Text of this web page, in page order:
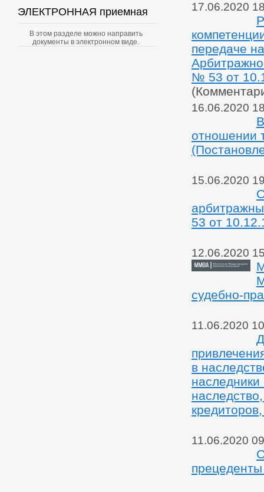
ЭЛЕКТРОННАЯ приемная
В этом разделе можно направить
документы в электронном виде.
17.06.2020
передаче
№ 53 от
16.06.2020
отношении
15.06.2020
53 от
12.06.2020
судебно-
11.06.2020
в
11.06.2020